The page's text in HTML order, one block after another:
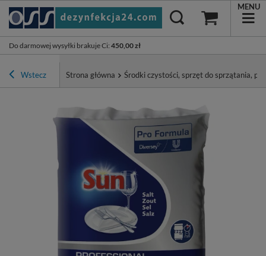
Do darmowej wysyłki brakuje Ci: 450,00 zł
MENU
Wstecz Strona główna Środki czystości, sprzęt do sprzątania,